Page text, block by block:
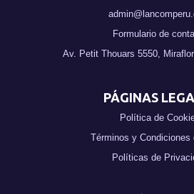
Formulario de
Av. Petit Thouars 5550,
PÁGINAS
Política de
Términos y Condiciones
Políticas de